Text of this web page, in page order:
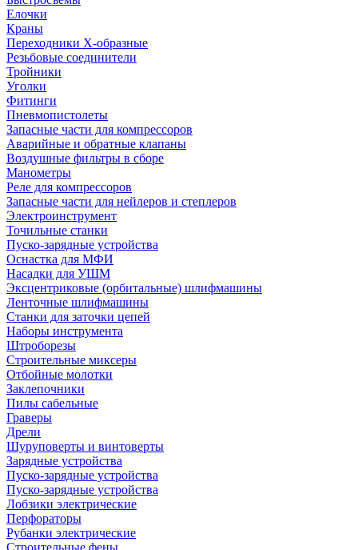
Елочки
Краны
Переходники Х-образные
Резьбовые соединители
Тройники
Уголки
Фитинги
Пневмопистолеты
Запасные части для компрессоров
Аварийные и обратные клапаны
Воздушные фильтры в сборе
Манометры
Реле для компрессоров
Запасные части для нейлеров и степлеров
Электроинструмент
Точильные станки
Пуско-зарядные устройства
Оснастка для МФИ
Насадки для УШМ
Эксцентриковые (орбитальные) шлифмашины
Ленточные шлифмашины
Станки для заточки цепей
Наборы инструмента
Штроборезы
Строительные миксеры
Отбойные молотки
Заклепочники
Пилы сабельные
Граверы
Дрели
Шуруповерты и винтоверты
Зарядные устройства
Пуско-зарядные устройства
Пуско-зарядные устройства
Лобзики электрические
Перфораторы
Рубанки электрические
Строительные фены